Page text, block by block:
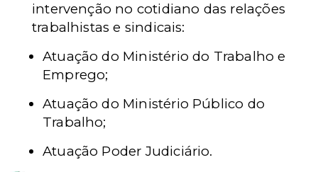
intervenção no cotidiano das relações
trabalhistas e sindicais:
Atuação do Ministério do Trabalho e
Emprego;
Atuação do Ministério Público do
Trabalho;
Atuação Poder Judiciário.